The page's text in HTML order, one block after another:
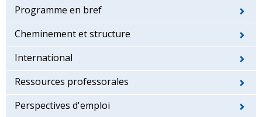
Programme en bref
Cheminement et structure
International
Ressources professorales
Perspectives d'emploi